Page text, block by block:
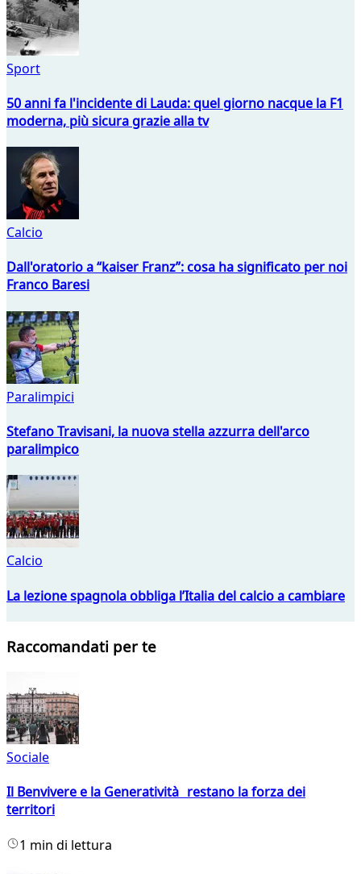
Sport
50 anni fa l'incidente di Lauda: quel giorno nacque la F1
moderna, più sicura grazie alla tv
Calcio
Dall'oratorio a “kaiser Franz”: cosa ha significato per noi
Franco Baresi
Paralimpici
Stefano Travisani, la nuova stella azzurra dell'arco
paralimpico
Calcio
La lezione spagnola obbliga l’Italia del calcio a cambiare
Raccomandati per te
Sociale
Il Benvivere e la Generatività restano la forza dei
territori
1 min di lettura